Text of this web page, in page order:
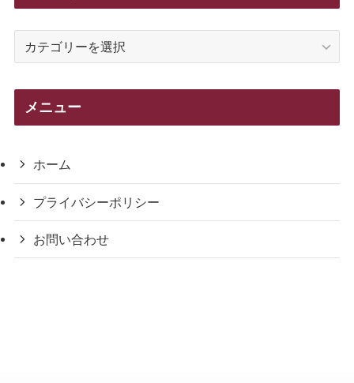
メニュー
ホーム
プライバシーポリシー
お問い合わせ